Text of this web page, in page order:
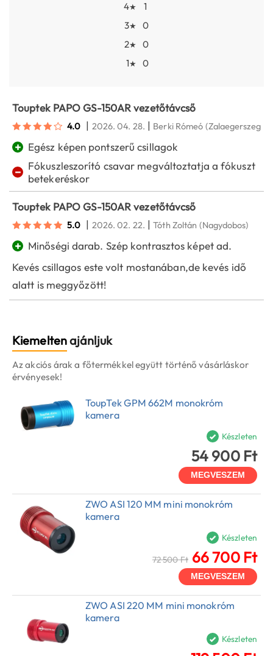
4★
1
3★
0
2★
0
1★ 0
Touptek PAPO GS-150AR vezetőtávcső
4.0 | 2026. 04. 28. | Berki Rómeó (Zalaegerszeg)
+ Egész képen pontszerű csillagok
−
Fókuszleszorító csavar megváltoztatja a fókuszt
betekeréskor
Touptek PAPO GS-150AR vezetőtávcső
5.0 | 2026. 02. 22. |Tóth Zoltán (Nagydobos)
+
Minőségi darab. Szép kontrasztos képet ad.
Kevés csillagos este volt mostanában,de kevés idő
alatt is meggyőzött!
Kiemeltenajánljuk
Az akciós árak a főtermékkel együtt történő vásárláskor
érvényesek!
ToupTek GPM 662M monokróm
kamera
Készleten
54 900 Ft
MEGVESZEM
ZWO ASI 120 MM mini monokróm
kamera
Készleten
72 500 Ft 66 700 Ft
MEGVESZEM
ZWO ASI 220 MM mini monokróm
kamera
Készleten